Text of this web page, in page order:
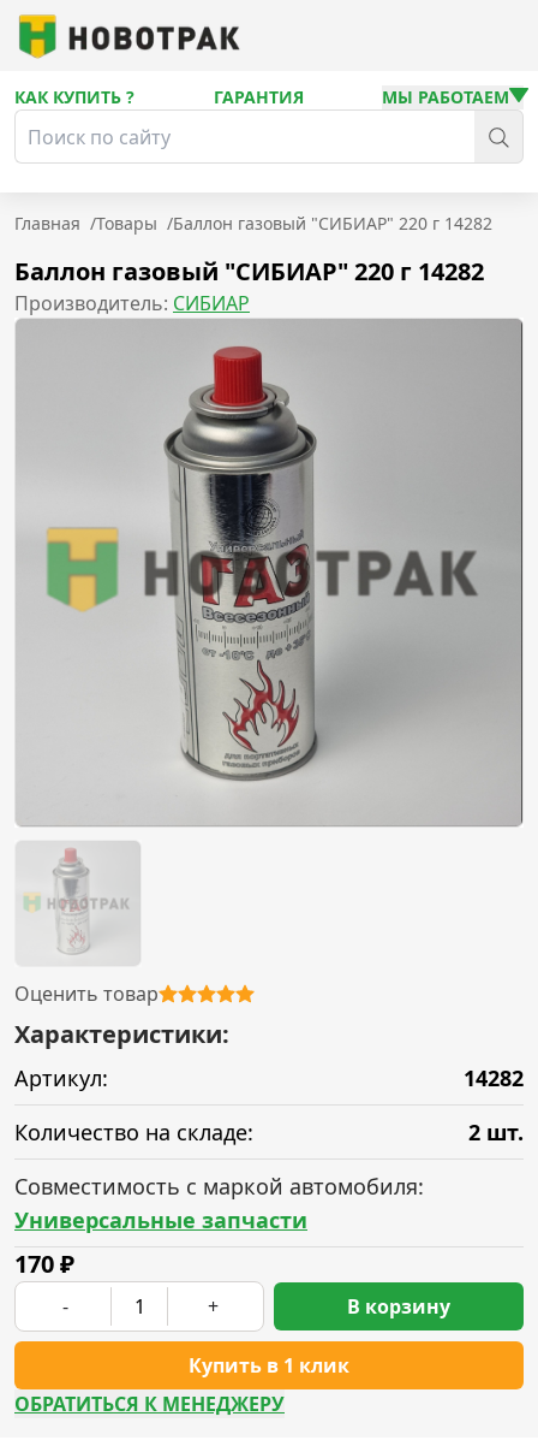
КАК КУПИТЬ ? ГАРАНТИЯ МЫ РАБОТАЕМ
Главная /Товары /Баллон газовый "СИБИАР" 220 г 14282
Баллон газовый "СИБИАР" 220 г 14282
Производитель: СИБИАР
Оценить товар
Характеристики:
Артикул:
14282
Количество на складе:
2 шт.
Совместимость с маркой автомобиля:
Универсальные запчасти
170₽
- +
Купить в 1 клик
В корзину
ОБРАТИТЬСЯ К МЕНЕДЖЕРУ